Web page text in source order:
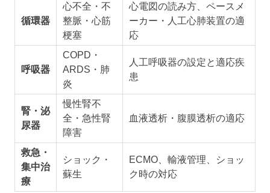
循環器
心不全・不
整脈・心筋
梗塞
心電図の読み方、ペースメ
ーカー・人工心肺装置の適
応
呼吸器
COPD・
ARDS・肺
炎
人工呼吸器の設定と適応疾
患
腎・泌
尿器
慢性腎不
全・急性腎
障害
血液透析・腹膜透析の適応
救急・
集中治
療
ショック・
蘇生
ECMO、輸液管理、ショッ
ク時の対応